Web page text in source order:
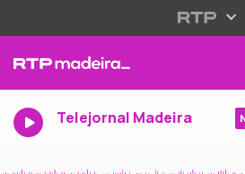
Telejornal Madeira